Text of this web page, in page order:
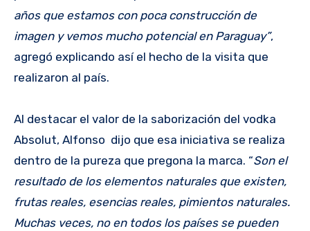
años que estamos con poca construcción de
imagen y vemos mucho potencial en Paraguay”,
agregó explicando así el hecho de la visita que
realizaron al país.
Al destacar el valor de la saborización del vodka
Absolut, Alfonso dijo que esa iniciativa se realiza
dentro de la pureza que pregona la marca. “Son el
resultado de los elementos naturales que existen,
frutas reales, esencias reales, pimientos naturales.
Muchas veces, no en todos los países se pueden